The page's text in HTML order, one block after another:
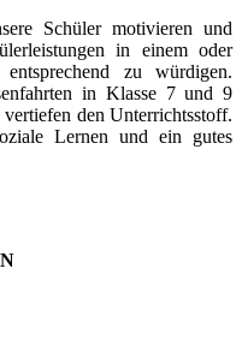
Schüler motivieren und
in einem oder
entsprechend zu würdigen.
in Klasse 7 und 9
den Unterrichtsstoff.
Lernen und ein gutes